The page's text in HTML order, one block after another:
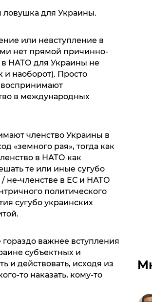
ловушка для Украины.
или невступление в
нет прямой причинно-
в НАТО для Украины не
и наоборот). Просто
воспринимают
в международных
членство Украины в
«земного рая», тогда как
в НАТО как
те или иные сугубо
/ не-членстве в ЕС и НАТО
политического
сугубо украинских
важнее вступления
субъектных и
и действовать, исходя из
то наказать, кому-то